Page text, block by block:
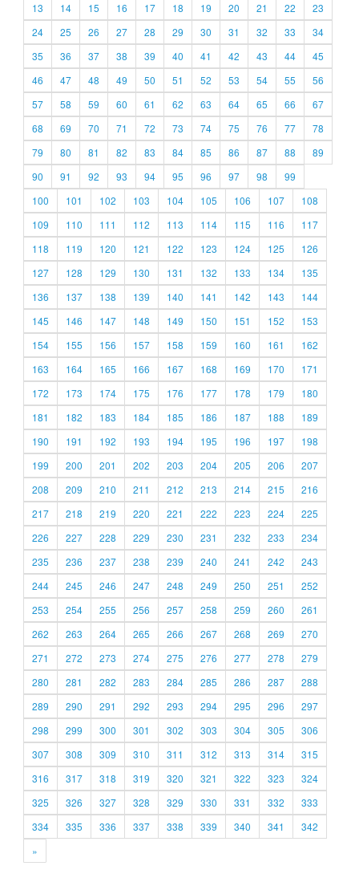
13
14 15 16 17 18 19 20 21 22
23
24
25 26 27 28 29 30 31 32 33
34
35
36 37 38 39 40 41 42 43 44
45
46
47 48 49 50 51 52 53 54 55
56
57
58 59 60 61 62 63 64 65 66
67
68
69 70 71 72 73 74 75 76 77
78
79
80 81 82 83 84 85 86 87 88
89
90
91 92 93 94 95 96 97 98
99
100
101 102 103 104 105 106 107
108
109
110 111 112 113 114 115 116
117
118
119 120 121 122 123 124 125
126
127
128 129 130 131 132 133 134
135
136
137 138 139 140 141 142 143
144
145
146 147 148 149 150 151 152
153
154
155 156 157 158 159 160 161
162
163
164 165 166 167 168 169 170
171
172
173 174 175 176 177 178 179
180
181
182 183 184 185 186 187 188
189
190
191 192 193 194 195 196 197
198
199
200 201 202 203 204 205 206
207
208
209 210 211 212 213 214 215
216
217
218 219 220 221 222 223 224
225
226
227 228 229 230 231 232 233
234
235
236 237 238 239 240 241 242
243
244
245 246 247 248 249 250 251
252
253
254 255 256 257 258 259 260
261
262
263 264 265 266 267 268 269
270
271
272 273 274 275 276 277 278
279
280
281 282 283 284 285 286 287
288
289
290 291 292 293 294 295 296
297
298
299 300 301 302 303 304 305
306
307
308 309 310 311 312 313 314
315
316
317 318 319 320 321 322 323
324
325
326 327 328 329 330 331 332
333
334
335 336 337 338 339 340 341
342
»